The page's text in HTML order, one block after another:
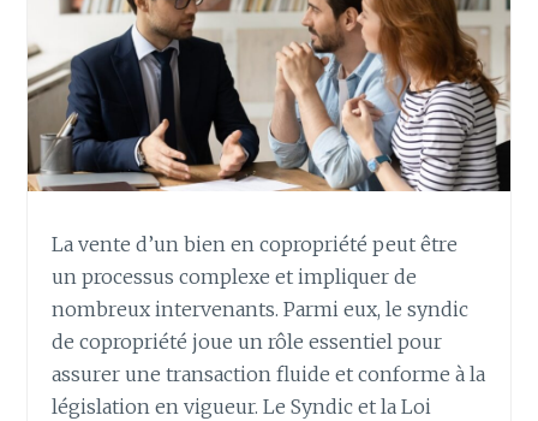
La vente d’un bien en copropriété peut être
un processus complexe et impliquer de
nombreux intervenants. Parmi eux, le syndic
de copropriété joue un rôle essentiel pour
assurer une transaction fluide et conforme à la
législation en vigueur. Le Syndic et la Loi